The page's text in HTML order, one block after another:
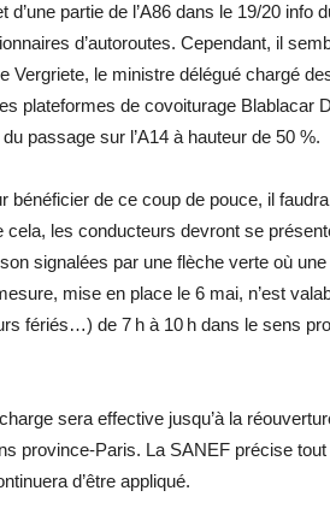
d’une partie de l’A86 dans le 19/20
d’autoroutes. Cependant, il
Vergriete, le ministre délégué chargé
plateformes de covoiturage Blablacar
passage sur l’A14 à hauteur de 50 %.
bénéficier de ce coup de pouce, il
cela, les conducteurs devront se
signalées par une flèche verte où
mise en place le 6 mai, n’est
fériés…) de 7 h à 10 h dans le sens
sera effective jusqu’à la
province-Paris. La SANEF précise
d’être ­appliqué.